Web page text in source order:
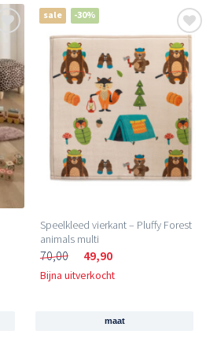
sale -30%
Speelkleed vierkant – Pluffy Forest
animals multi
70,00 49,90
Bijna uitverkocht
maat